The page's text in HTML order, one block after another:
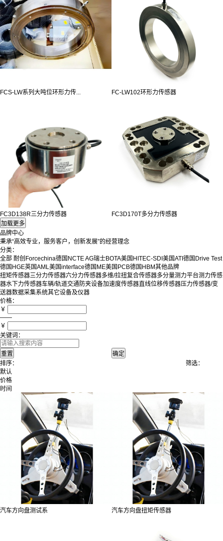
FCS-LW系列大吨位环形力传... FC-LW102环形力传感器
FC3D138R三分力传感器 FC3D170T多分力传感器
品牌中心
秉承“高效专业，服务客户，创新发展”的经营理念
分类：
全部 耐创Forcechina德国NCTE AG瑞士BOTA美国HITEC-SDI 美国ATI 德国Drive Test
德国HGE英国AML美国interface德国ME美国PCB德国HBM其他品牌
扭矩传感器三分力传感器六分力传感器多维/拉扭复合传感器多分量测力平台测力传感
器水下力传感器车辆/轨道交通防夹设备加速度传感器直线位移传感器压力传感器/变
送器数据采集系统其它设备及仪器
价格：
￥
——
￥
关键词：
排序：
默认
价格
时间
筛选：
汽车方向盘测试系 汽车方向盘扭矩传感器